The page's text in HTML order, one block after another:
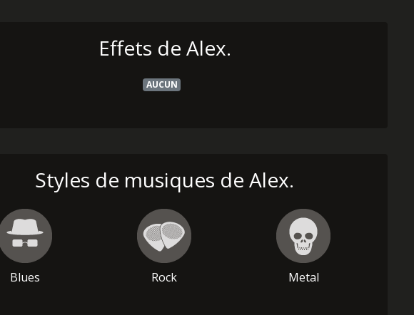
Effets de Alex.
AUCUN
Styles de musiques de Alex.
Blues Rock Metal